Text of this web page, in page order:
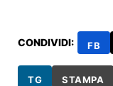
CONDIVIDI: FB
TG STAMPA